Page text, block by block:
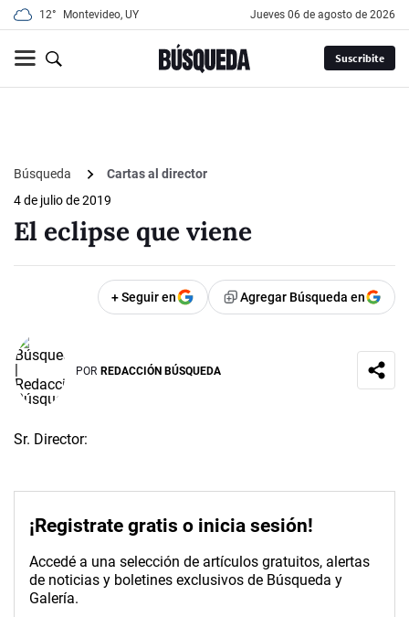
12° Montevideo, UY jueves 06 de agosto de 2026
Suscribite
Búsqueda
Cartas al director
4 de julio de 2019
El eclipse que viene
+ Seguir en Agregar Búsqueda en
POR REDACCIÓN BÚSQUEDA
Sr. Director:
¡Registrate gratis o inicia sesión!
Accedé a una selección de artículos gratuitos, alertas
de noticias y boletines exclusivos de Búsqueda y
Galería.